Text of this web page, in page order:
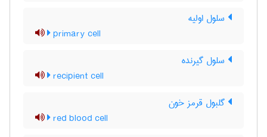
سلول اولیه
primary cell
سلول گیرنده
recipient cell
گلبول قرمز خون
red blood cell